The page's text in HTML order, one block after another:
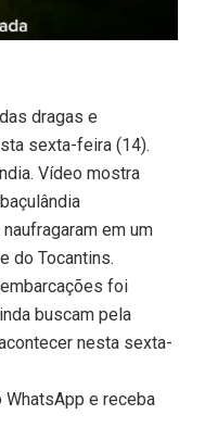
dragas e
sexta-feira (14).
Vídeo mostra
em um
do Tocantins.
foi
buscam pela
nesta sexta-
WhatsApp e receba